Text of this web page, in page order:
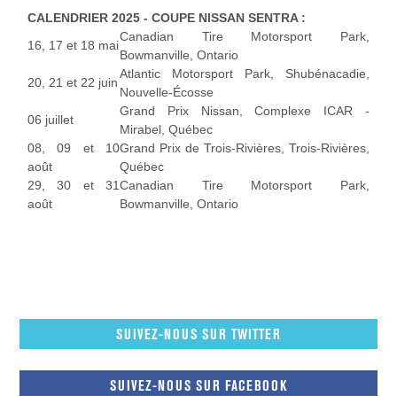
CALENDRIER 2025 - COUPE NISSAN SENTRA :
16, 17 et 18 mai
Canadian Tire Motorsport Park,
Bowmanville, Ontario
20, 21 et 22 juin
Atlantic Motorsport Park, Shubénacadie,
Nouvelle-Écosse
06 juillet
Grand Prix Nissan, Complexe ICAR -
Mirabel, Québec
08, 09 et 10
août
Grand Prix de Trois-Rivières, Trois-Rivières,
Québec
29, 30 et 31
août
Canadian Tire Motorsport Park,
Bowmanville, Ontario
SUIVEZ-NOUS SUR TWITTER
SUIVEZ-NOUS SUR FACEBOOK